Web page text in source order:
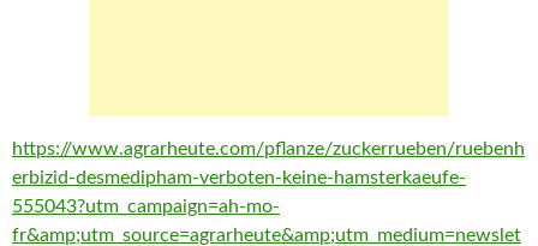
https://www.agrarheute.com/pflanze/zuckerrueben/ruebenh
erbizid-desmedipham-verboten-keine-hamsterkaeufe-
555043?utm_campaign=ah-mo-
fr&amp;utm_source=agrarheute&amp;utm_medium=newslet